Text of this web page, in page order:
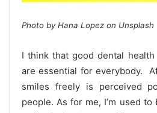
Photo by Hana Lopez on Unsplash
I think that good dental
are essential for everybody.
smiles freely is perceived
people. As for me, I’m used